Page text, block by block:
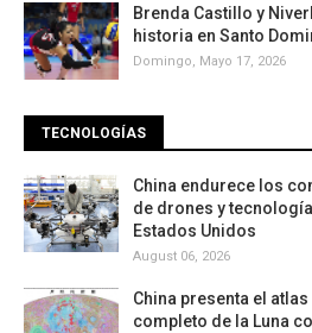
Brenda Castillo y
historia en Santo
Domingo, Mayo 17, 2026
TECNOLOGÍAS
China endurece los
de drones y
Estados Unidos
August 06, 2026
China presenta el
completo de la Luna